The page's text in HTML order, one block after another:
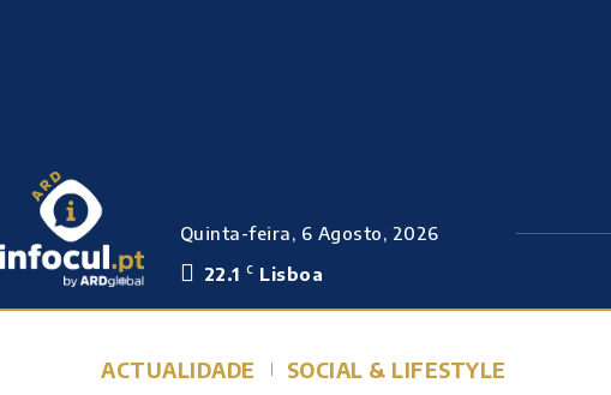
Quinta-feira, 6 Agosto, 2026
22.1 C Lisboa
ACTUALIDADE SOCIAL & LIFESTYLE